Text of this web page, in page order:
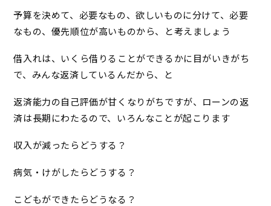
予算を決めて、必要なもの、欲しいものに分けて、必要
なもの、優先順位が高いものから、と考えましょう
借入れは、いくら借りることができるかに目がいきがち
で、みんな返済しているんだから、と
返済能力の自己評価が甘くなりがちですが、ローンの返
済は長期にわたるので、いろんなことが起こります
収入が減ったらどうする？
病気・けがしたらどうする？
こどもができたらどうなる？